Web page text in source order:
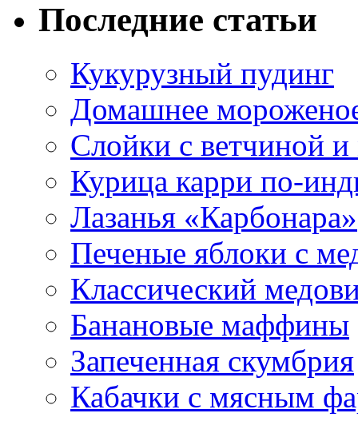
Последние статьи
Кукурузный пудинг
Домашнее
Слойки с ветчиной
Курица карри по-
Лазанья «Карбонара»
Печеные яблоки с
Классический
Банановые маффины
Запеченная скумбрия
Кабачки с мясным